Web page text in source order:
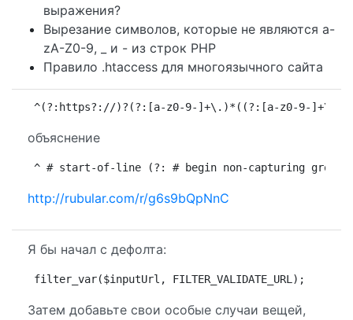
выражения?
Вырезание символов, которые не являются a-
zA-Z0-9, _ и - из строк PHP
Правило .htaccess для многоязычного сайта
^(?:https?://)?(?:[a-z0-9-]+\.)*((?:[a-z0-9-
объяснение
^ # start-of-line (?: # begin non-capturing group
http://rubular.com/r/g6s9bQpNnC
Я бы начал с дефолта:
filter_var($inputUrl, FILTER_VALIDATE_URL);
Затем добавьте свои особые случаи вещей,